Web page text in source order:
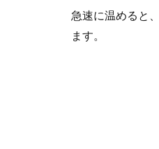
急速に温めると
ます。